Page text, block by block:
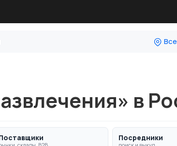
в
склады, B2B
Посредники
поиск и выкуп